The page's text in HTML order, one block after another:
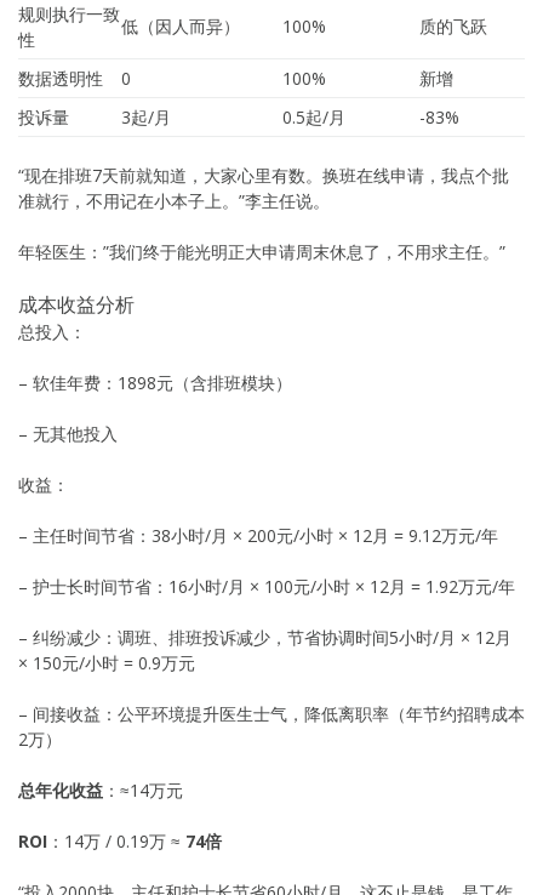
规则执行一致
性
低（因人而异） 100% 质的飞跃
数据透明性 0 100%
新增
投诉量
3起/月 0.5起/月 -83%
“现在排班7天前就知道，大家心里有数。换班在线申请，我点个批
准就行，不用记在小本子上。”李主任说。
年轻医生：”我们终于能光明正大申请周末休息了，不用求主任。”
成本收益分析
总投入：
– 软佳年费：1898元（含排班模块）
– 无其他投入
收益：
– 主任时间节省：38小时/月 × 200元/小时 × 12月 = 9.12万元/年
– 护士长时间节省：16小时/月 × 100元/小时 × 12月 = 1.92万元/年
– 纠纷减少：调班、排班投诉减少，节省协调时间5小时/月 × 12月
× 150元/小时 = 0.9万元
– 间接收益：公平环境提升医生士气，降低离职率（年节约招聘成本
2万）
总年化收益 ：≈14万元
ROI ：14万 / 0.19万 ≈ 74倍